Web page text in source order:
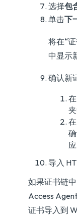
选择包
单击下
将在“
中显示
确认新
导入
如果证书链
Access
证书导入到